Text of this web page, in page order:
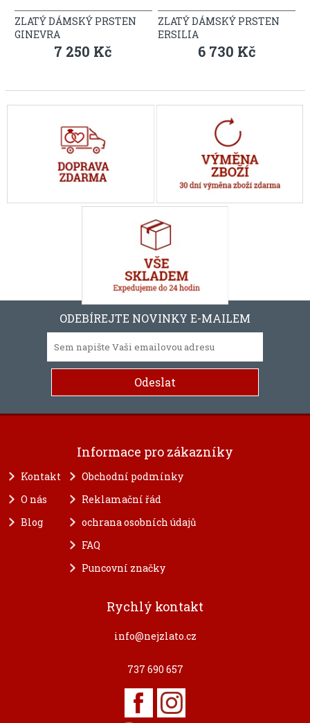
ZLATÝ DÁMSKÝ PRSTEN
GINEVRA
7 250 Kč
ZLATÝ DÁMSKÝ PRSTEN
ERSILIA
6 730 Kč
ODEBÍREJTE NOVINKY E-MAILEM
Informace pro zákazníky
Kontakt
O nás
Blog
Obchodní podmínky
Reklamační řád
ochrana osobních údajů
FAQ
Puncovní značky
Rychlý kontakt
info@nejzlato.cz
737 690 657